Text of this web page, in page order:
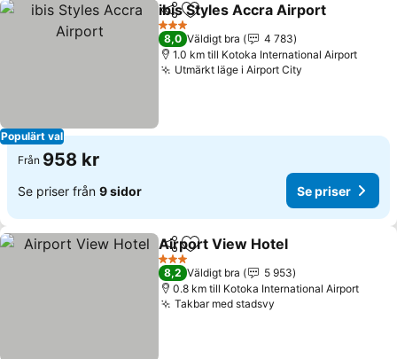
Populärt val
Dela Lägg till i Mina Favoriter
ibis Styles Accra Airport
3 Stjärnor
8,0 Väldigt bra
4 783
1.0 km till Kotoka International Airport
Utmärkt läge i Airport City
Från 958 kr
Se priser från 9 sidor Se priser
Dela Lägg till i Mina Favoriter
Airport View Hotel
3 Stjärnor
8,2 Väldigt bra
5 953
0.8 km till Kotoka International Airport
Takbar med stadsvy